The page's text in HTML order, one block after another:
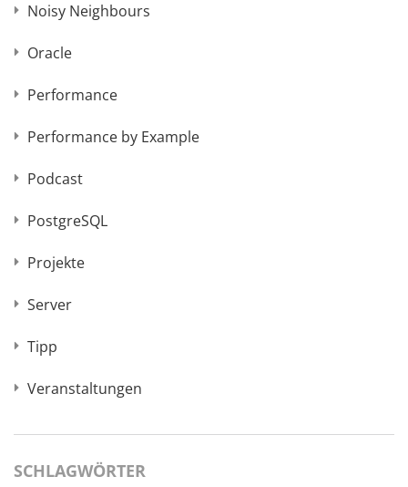
Noisy Neighbours
Oracle
Performance
Performance by Example
Podcast
PostgreSQL
Projekte
Server
Tipp
Veranstaltungen
SCHLAGWÖRTER